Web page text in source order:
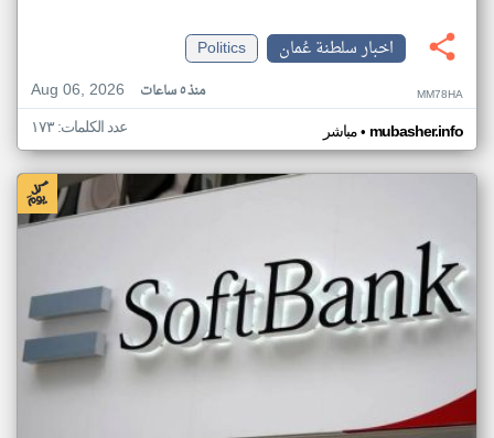
اخبار سلطنة عُمان
Politics
Aug 06, 2026
منذ ٥ ساعات MM78HA
مباشر• mubasher.info عدد الكلمات: ١٧٣